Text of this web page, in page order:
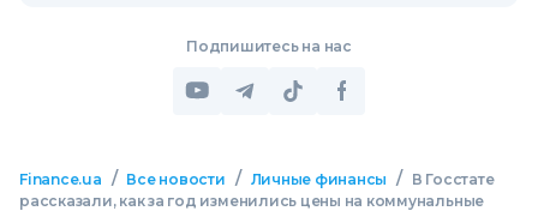
Подпишитесь на нас
Finance.ua / Все новости / Личные финансы /
В Госстате
рассказали, как за год изменились цены на коммунальные